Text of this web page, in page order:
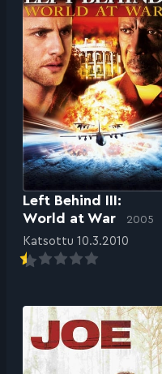
Left Behind III:
World at War
2005
Katsottu 10.3.2010